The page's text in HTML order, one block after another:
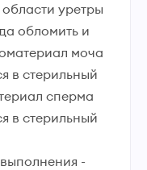
уретры
обломить и
моча
в стерильный
сперма
в стерильный
-